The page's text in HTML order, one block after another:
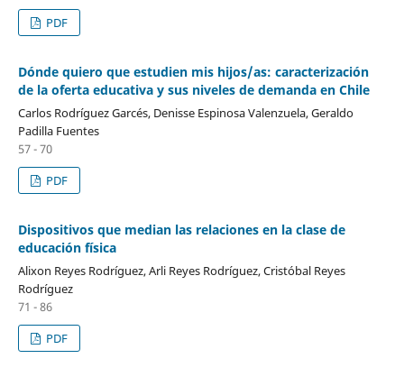
PDF
Dónde quiero que estudien mis hijos/as: caracterización
de la oferta educativa y sus niveles de demanda en Chile
Carlos Rodríguez Garcés, Denisse Espinosa Valenzuela, Geraldo
Padilla Fuentes
57 - 70
PDF
Dispositivos que median las relaciones en la clase de
educación física
Alixon Reyes Rodríguez, Arli Reyes Rodríguez, Cristóbal Reyes
Rodríguez
71 - 86
PDF